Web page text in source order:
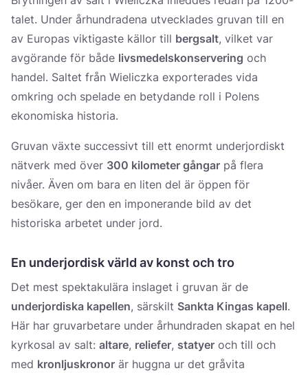
talet. Under århundradena utvecklades gruvan till en
av Europas viktigaste källor till bergsalt, vilket var
avgörande för både livsmedelskonservering och
handel. Saltet från Wieliczka exporterades vida
omkring och spelade en betydande roll i Polens
ekonomiska historia.
Gruvan växte successivt till ett enormt underjordiskt
nätverk med över 300 kilometer gångar på flera
nivåer. Även om bara en liten del är öppen för
besökare, ger den en imponerande bild av det
historiska arbetet under jord.
En underjordisk värld av konst och tro
Det mest spektakulära inslaget i gruvan är de
underjordiska kapellen, särskilt Sankta Kingas kapell.
Här har gruvarbetare under århundraden skapat en hel
kyrkosal av salt: altare, reliefer, statyer och till och
med kronljuskronor är huggna ur det gråvita